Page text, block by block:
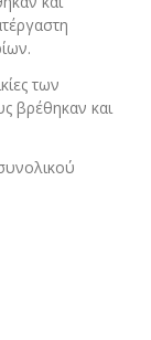
των
βρέθηκαν και